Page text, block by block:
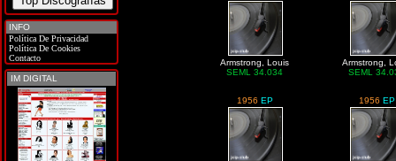
INFO
Política De Privacidad
Política De Cookies
Contacto
IM DIGITAL
Armstrong, Louis
SEML 34.034
Armstrong,
SEML
1956 EP 1956 EP